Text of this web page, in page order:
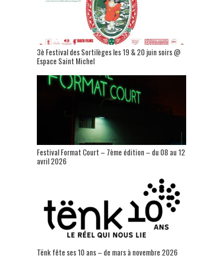
3è Festival des Sortilèges les 19 & 20 juin soirs @
Espace Saint Michel
Festival Format Court – 7ème édition – du 08 au 12
avril 2026
Tënk fête ses 10 ans – de mars à novembre 2026